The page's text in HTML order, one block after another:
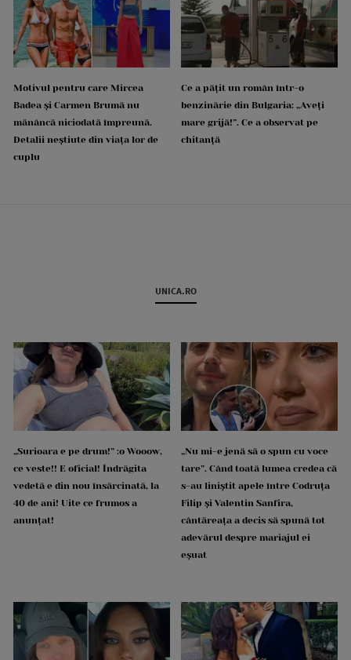
Motivul pentru care Mircea
Badea și Carmen Brumă nu
mănâncă niciodată împreună.
Detalii neștiute din viața lor de
cuplu
Ce a pățit un român într-o
benzinărie din Bulgaria: „Aveți
mare grijă!”. Ce a observat pe
chitanță
UNICA.RO
„Surioara e pe drum!” :o Wooow,
ce veste!! E oficial! Îndrăgita
vedetă e din nou însărcinată, la
40 de ani! Uite ce frumos a
anunțat!
„Nu mi-e jenă să o spun cu voce
tare”. Când toată lumea credea că
s-au liniștit apele între Codruța
Filip și Valentin Sanfira,
cântăreața a decis să spună tot
adevărul despre mariajul ei
eșuat